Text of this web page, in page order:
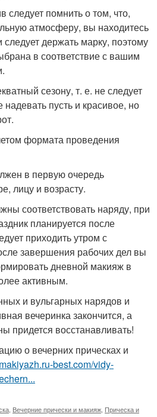
следует помнить о том, что,
атмосферу, вы находитесь
держать марку, поэтому
в соответствие с вашим
сезону, т. е. не следует
пусть и красивое, но
формата проведения
в первую очередь
лицу и возрасту.
соответствовать наряду, при
планируется после
приходить утром с
завершения рабочих дел вы
дневной макияж в
активным.
и вульгарных нарядов и
вечеринка закончится, а
придется восстанавливать!
о вечерних прическах и
best.com/vidy-
Вечерние прически и макияж Прическа и